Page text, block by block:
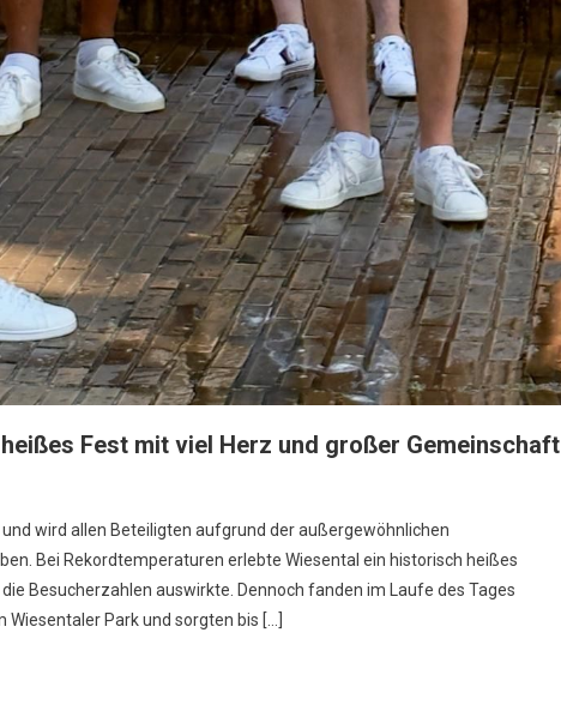
Fest mit viel Herz und großer Gemeinschaft
wird allen Beteiligten aufgrund der außergewöhnlichen
Bei Rekordtemperaturen erlebte Wiesental ein historisch heißes
Besucherzahlen auswirkte. Dennoch fanden im Laufe des Tages
Park und sorgten bis […]